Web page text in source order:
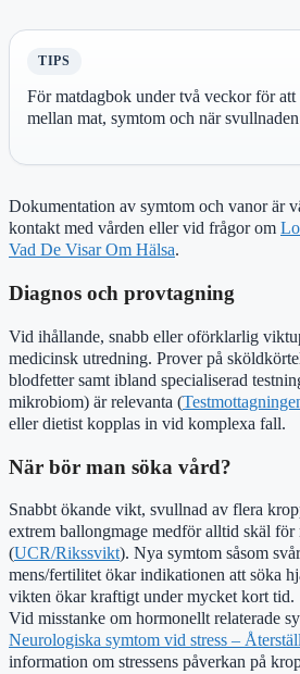
TIPS
För matdagbok under två veckor för att
mellan mat, symtom och när
Dokumentation av symtom och vanor är
kontakt med vården eller vid frågor om
Vad De Visar Om Hälsa.
Diagnos och provtagning
Vid ihållande, snabb eller oförklarlig
medicinsk utredning. Prover på
blodfetter samt ibland specialiserad
mikrobiom) är relevanta (
eller dietist kopplas in vid komplexa fall.
När bör man söka vård?
Snabbt ökande vikt, svullnad av flera
extrem ballongmage medför alltid skäl
(UCR/Rikssvikt). Nya symtom såsom
mens/fertilitet ökar indikationen att söka
vikten ökar kraftigt under mycket kort tid.
Vid misstanke om hormonellt relaterade
Neurologiska symtom vid stress –
information om stressens påverkan på